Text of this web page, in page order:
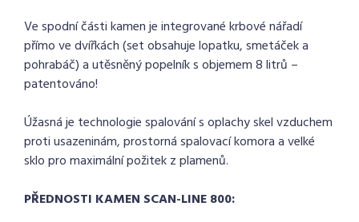
Ve spodní části kamen je integrované krbové nářadí
přímo ve dvířkách (set obsahuje lopatku, smetáček a
pohrabáč) a utěsněný popelník s objemem 8 litrů –
patentováno!
Úžasná je technologie spalování s oplachy skel vzduchem
proti usazeninám, prostorná spalovací komora a velké
sklo pro maximální požitek z plamenů.
PŘEDNOSTI KAMEN SCAN-LINE 800: